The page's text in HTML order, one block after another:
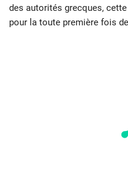
des autorités grecques,
pour la toute première fois